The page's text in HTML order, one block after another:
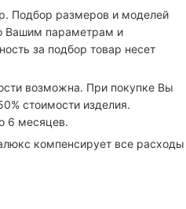
Подбор размеров и моделей
Вашим параметрам и
за подбор товар несет
возможна. При покупке Вы
стоимости изделия.
6 месяцев.
компенсирует все расходы